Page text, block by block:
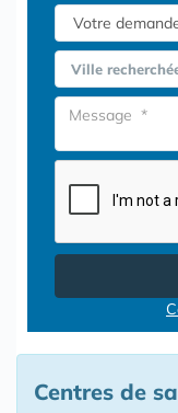
Ville
Centres de